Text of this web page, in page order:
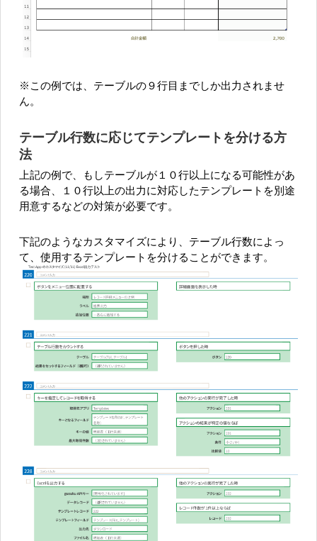
※この例では、テーブルの９行目までしか出力されませ
ん。
テーブル行数に応じてテンプレートを分ける方
法
上記の例で、もしテーブルが１０行以上になる可能性があ
る場合、１０行以上の出力に対応したテンプレートを別途
用意するなどの対策が必要です。
下記のようなカスタマイズにより、テーブル行数によっ
て、使用するテンプレートを分けることができます。